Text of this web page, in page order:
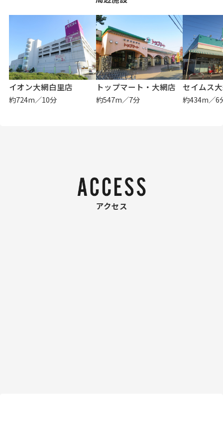
イオン大網白里店
約724m／10分
トップマート・大網店
約547m／7分
セイムス
約434m／6
アクセス